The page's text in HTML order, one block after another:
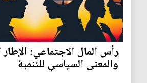
رأس المال الاجتماعي:
والمعنى السياسي للتنمية